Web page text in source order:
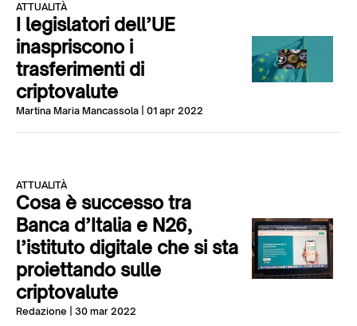
ATTUALITÀ
I legislatori dell’UE
inaspriscono i
trasferimenti di
criptovalute
Martina Maria Mancassola | 01 apr 2022
ATTUALITÀ
Cosa è successo tra
Banca d’Italia e N26,
l’istituto digitale che si sta
proiettando sulle
criptovalute
Redazione | 30 mar 2022